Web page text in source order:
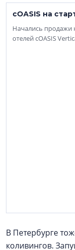
cOASIS на
Начались продажи
отелей cOASIS
В Петербурге
коливингов.